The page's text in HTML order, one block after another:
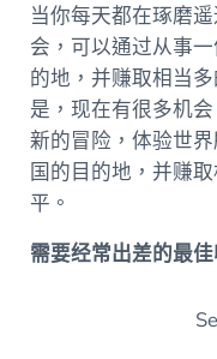
当你每天都在琢磨
会，可以通过从事
的地，并赚取相当
是，现在有很多机
新的冒险，体验世
国的目的地，并赚
平。
需要经常出差的最